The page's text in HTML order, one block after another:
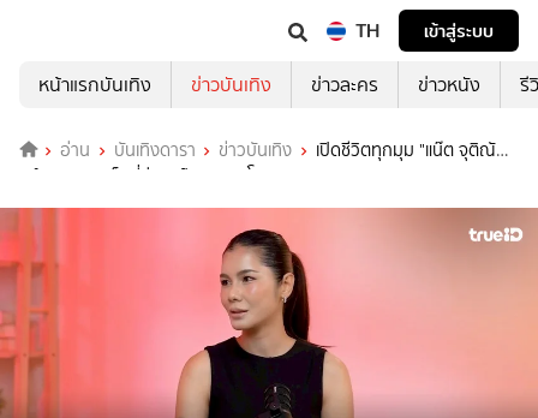
TH
เข้าสู่ระบบ
หน้าแรกบันเทิง
ข่าวบันเทิง ข่าวละคร ข่าวหนัง รี
อ่าน บันเทิงดารา ข่าวบันเทิง
เปิดชีวิตทุกมุม "แน๊ต จุติณั
ฏฐ์" จากดาวเซ็กซี่สู่แชมป์เพาะกายโลก IFBB